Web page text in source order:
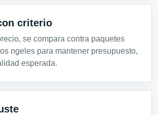
criterio
se compara contra paquetes
ngeles para mantener presupuesto,
esperada.